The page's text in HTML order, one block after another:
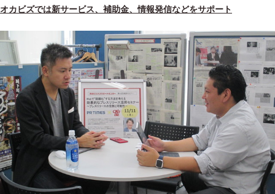
オカビズでは新サービス、補助金、情報発信などをサポート